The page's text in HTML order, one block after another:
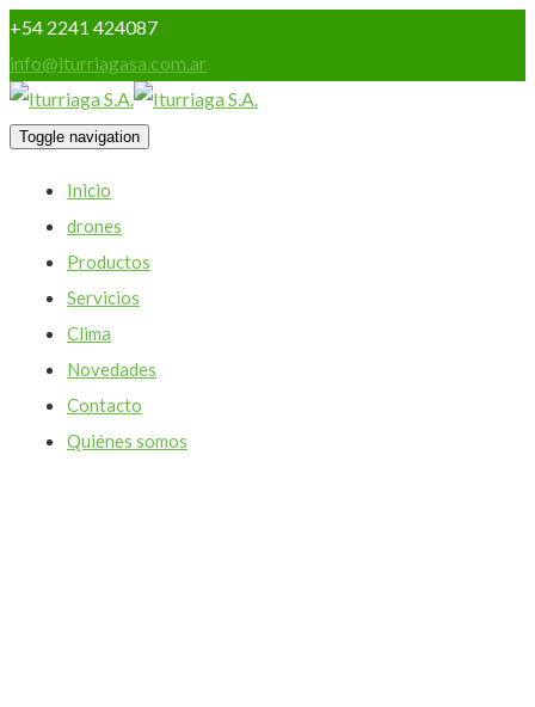
+54 2241 424087
info@iturriagasa.com.ar
Toggle navigation
Inicio
drones
Productos
Servicios
Clima
Novedades
Contacto
Quiénes somos